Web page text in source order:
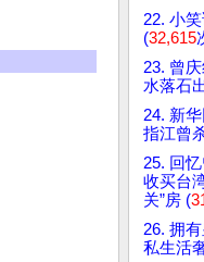
22. 小
(32,615
23. 曾
水落石
24. 新
指江曾
25. 回
收买台
关”房 (
26. 拥
私生活